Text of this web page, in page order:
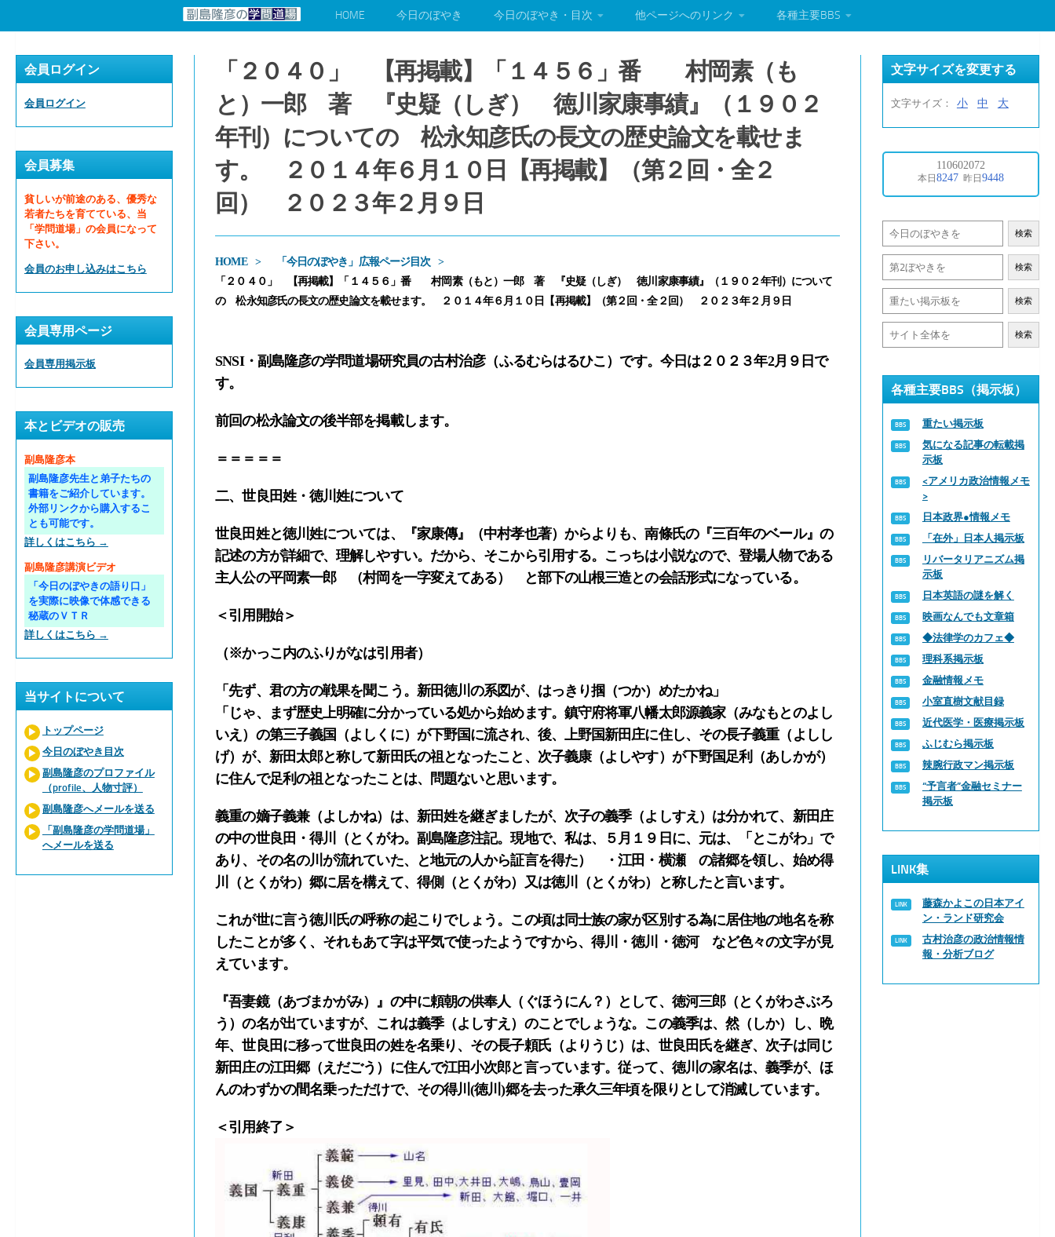
HOME 今日のぼやき 今日のぼやき・目次 他ページへのリンク 各種主要BBS
「２０４０」 【再掲載】「１４５６」番 村岡素（も
と）一郎 著 『史疑（しぎ） 徳川家康事績』（１９０２
年刊）についての 松永知彦氏の長文の歴史論文を載せま
す。 ２０１４年６月１０日【再掲載】（第２回・全２
回） ２０２３年２月９日
HOME
「今日のぼやき」広報ページ目次
「２０４０」 【再掲載】「１４５６」番 村岡素（もと）一郎 著 『史疑（しぎ） 徳川家康事績』（１９０２年刊）について
の 松永知彦氏の長文の歴史論文を載せます。 ２０１４年６月１０日【再掲載】（第２回・全２回） ２０２３年２月９日
SNSI・副島隆彦の学問道場研究員の古村治彦（ふるむらはるひこ）です。今日は２０２３年2月９日で
す。
前回の松永論文の後半部を掲載します。
＝＝＝＝＝
二、世良田姓・徳川姓について
世良田姓と徳川姓については、『家康傳』（中村孝也著）からよりも、南條氏の『三百年のベール』の
記述の方が詳細で、理解しやすい。だから、そこから引用する。こっちは小説なので、登場人物である
主人公の平岡素一郎 （村岡を一字変えてある） と部下の山根三造との会話形式になっている。
＜引用開始＞
（※かっこ内のふりがなは引用者）
「先ず、君の方の戦果を聞こう。新田徳川の系図が、はっきり掴（つか）めたかね」
「じゃ、まず歴史上明確に分かっている処から始めます。鎮守府将軍八幡太郎源義家（みなもとのよし
いえ）の第三子義国（よしくに）が下野国に流され、後、上野国新田庄に住し、その長子義重（よしし
げ）が、新田太郎と称して新田氏の祖となったこと、次子義康（よしやす）が下野国足利（あしかが）
に住んで足利の祖となったことは、問題ないと思います。
義重の嫡子義兼（よしかね）は、新田姓を継ぎましたが、次子の義季（よしすえ）は分かれて、新田庄
の中の世良田・得川（とくがわ。副島隆彦注記。現地で、私は、５月１９日に、元は、「とこがわ」で
あり、その名の川が流れていた、と地元の人から証言を得た） ・江田・横瀬 の諸郷を領し、始め得
川（とくがわ）郷に居を構えて、得側（とくがわ）又は徳川（とくがわ）と称したと言います。
これが世に言う徳川氏の呼称の起こりでしょう。この頃は同士族の家が区別する為に居住地の地名を称
したことが多く、それもあて字は平気で使ったようですから、得川・徳川・徳河 など色々の文字が見
えています。
『吾妻鏡（あづまかがみ）』の中に頼朝の供奉人（ぐほうにん？）として、徳河三郎（とくがわさぶろ
う）の名が出ていますが、これは義季（よしすえ）のことでしょうな。この義季は、然（しか）し、晩
年、世良田に移って世良田の姓を名乗り、その長子頼氏（よりうじ）は、世良田氏を継ぎ、次子は同じ
新田庄の江田郷（えだごう）に住んで江田小次郎と言っています。従って、徳川の家名は、義季が、ほ
んのわずかの間名乗っただけで、その得川(徳川)郷を去った承久三年頃を限りとして消滅しています。
＜引用終了＞
会員ログイン
会員ログイン
会員募集
貧しいが前途のある、優秀な
若者たちを育てている、当
「学問道場」の会員になって
下さい。
会員のお申し込みはこちら
会員専用ページ
会員専用掲示板
本とビデオの販売
副島隆彦本
副島隆彦先生と弟子たちの
書籍をご紹介しています。
外部リンクから購入するこ
とも可能です。
詳しくはこちら →
副島隆彦講演ビデオ
「今日のぼやきの語り口」
を実際に映像で体感できる
秘蔵のＶＴＲ
詳しくはこちら →
当サイトについて
トップページ
今日のぼやき目次
副島隆彦のプロファイル
（profile、人物寸評）
副島隆彦へメールを送る
「副島隆彦の学問道場」
へメールを送る
文字サイズを変更する
文字サイズ： 小 中 大
検索
検索
検索
検索
各種主要BBS（掲示板）
重たい掲示板
気になる記事の転載掲
示板
<アメリカ政治情報メモ
>
日本政界●情報メモ
「在外」日本人掲示板
リバータリアニズム掲
示板
日本英語の謎を解く
映画なんでも文章箱
◆法律学のカフェ◆
理科系掲示板
金融情報メモ
小室直樹文献目録
近代医学・医療掲示板
ふじむら掲示板
辣腕行政マン掲示板
“予言者”金融セミナー
掲示板
LINK集
藤森かよこの日本アイ
ン・ランド研究会
古村治彦の政治情報情
報・分析ブログ